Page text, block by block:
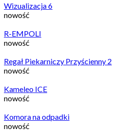
Wizualizacja 6
nowość
R-EMPOLI
nowość
Regał Piekarniczy Przyścienny 2
nowość
Kameleo ICE
nowość
Komora na odpadki
nowość